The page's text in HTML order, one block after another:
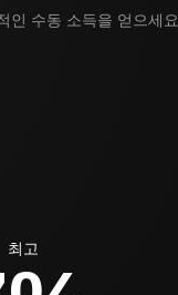
인 수동 소득을 얻으세요.
최고